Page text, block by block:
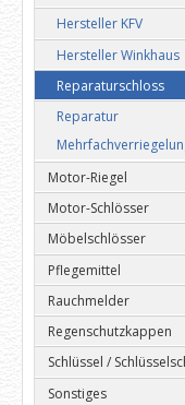
Hersteller KFV
Hersteller Winkhaus
Reparaturschloss
Reparatur
Motor-Riegel
Motor-Schlösser
Möbelschlösser
Pflegemittel
Rauchmelder
Regenschutzkappen
Schlüssel /
Sonstiges